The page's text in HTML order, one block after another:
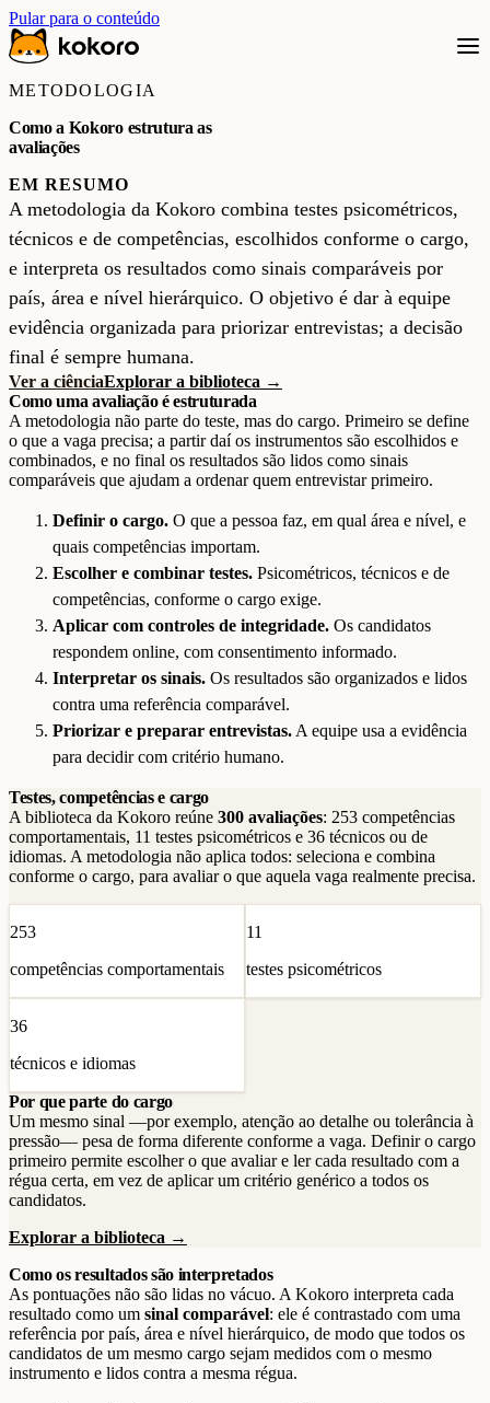
Pular para o conteúdo
METODOLOGIA
Como a Kokoro estrutura as
avaliações
EM RESUMO
A metodologia da Kokoro combina testes psicométricos,
técnicos e de competências, escolhidos conforme o cargo,
e interpreta os resultados como sinais comparáveis por
país, área e nível hierárquico. O objetivo é dar à equipe
evidência organizada para priorizar entrevistas; a decisão
final é sempre humana.
Ver a ciênciaExplorar a biblioteca →
Como uma avaliação é estruturada
A metodologia não parte do teste, mas do cargo. Primeiro se define
o que a vaga precisa; a partir daí os instrumentos são escolhidos e
combinados, e no final os resultados são lidos como sinais
comparáveis que ajudam a ordenar quem entrevistar primeiro.
Definir o cargo. O que a pessoa faz, em qual área e nível, e
quais competências importam.
Escolher e combinar testes. Psicométricos, técnicos e de
competências, conforme o cargo exige.
Aplicar com controles de integridade. Os candidatos
respondem online, com consentimento informado.
Interpretar os sinais. Os resultados são organizados e lidos
contra uma referência comparável.
Priorizar e preparar entrevistas. A equipe usa a evidência
para decidir com critério humano.
Testes, competências e cargo
A biblioteca da Kokoro reúne 300 avaliações: 253 competências
comportamentais, 11 testes psicométricos e 36 técnicos ou de
idiomas. A metodologia não aplica todos: seleciona e combina
conforme o cargo, para avaliar o que aquela vaga realmente precisa.
253
competências comportamentais
11
testes psicométricos
36
técnicos e idiomas
Por que parte do cargo
Um mesmo sinal —por exemplo, atenção ao detalhe ou tolerância à
pressão— pesa de forma diferente conforme a vaga. Definir o cargo
primeiro permite escolher o que avaliar e ler cada resultado com a
régua certa, em vez de aplicar um critério genérico a todos os
candidatos.
Explorar a biblioteca →
Como os resultados são interpretados
As pontuações não são lidas no vácuo. A Kokoro interpreta cada
resultado como um sinal comparável: ele é contrastado com uma
referência por país, área e nível hierárquico, de modo que todos os
candidatos de um mesmo cargo sejam medidos com o mesmo
instrumento e lidos contra a mesma régua.